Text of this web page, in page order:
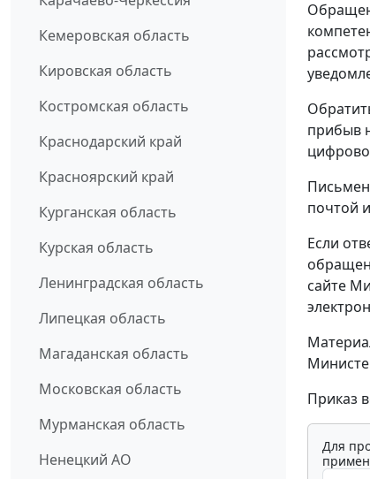
Кемеровская область
Кировская область
Костромская область
Краснодарский край
Красноярский край
Курганская область
Курская область
Ленинградская область
Липецкая область
Магаданская область
Московская область
Мурманская область
Ненецкий АО
прибыв
почтой
Если
сайте
Приказ
Для